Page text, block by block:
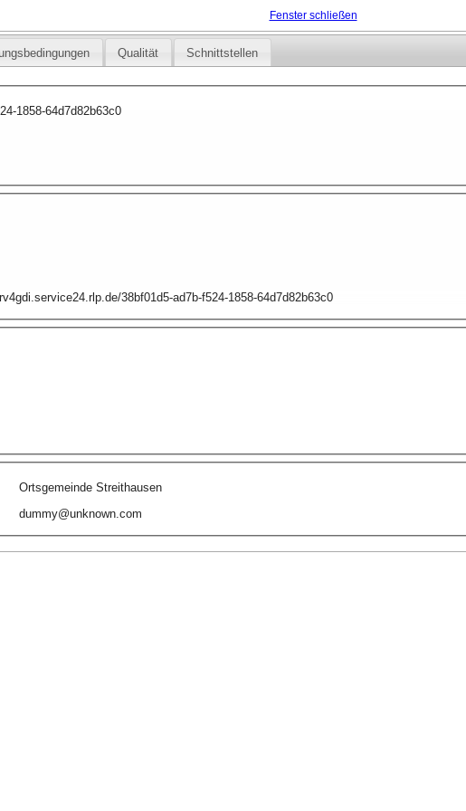
Fenster schließen
Qualität Schnittstellen
1858-64d7d82b63c0
38bf01d5-ad7b-f524-1858-64d7d82b63c0
Ortsgemeinde Streithausen
dummy@unknown.com